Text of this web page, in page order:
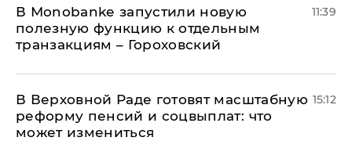
В Мonobankе запустили новую
полезную функцию к отдельным
транзакциям – Гороховский
11:39
В Верховной Раде готовят масштабную
реформу пенсий и соцвыплат: что
может измениться
15:12